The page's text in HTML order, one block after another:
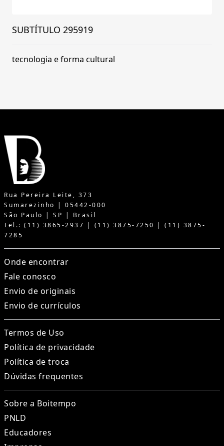
SUBTÍTULO 295919
tecnologia e forma cultural
Rua Pereira Leite, 373
Sumarezinho | 05442-000
São Paulo | SP | Brasil
Tel.: (11) 3865-2937 | (11) 3875-7250 | (11) 3875-
7285
Onde encontrar
Fale conosco
Envio de originais
Envio de currículos
Termos de Uso
Política de privacidade
Política de troca
Dúvidas frequentes
Sobre a Boitempo
PNLD
Educadores